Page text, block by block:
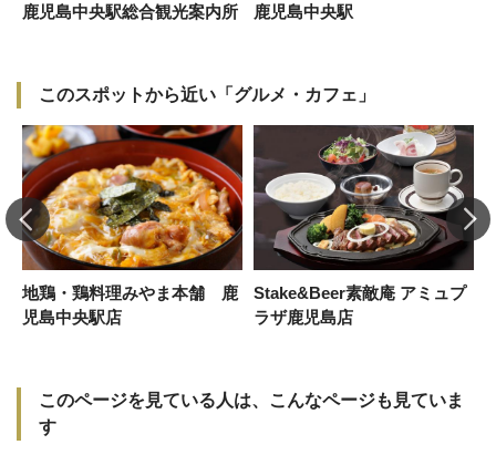
鹿児島中央駅総合観光案内所 鹿児島中央駅
このスポットから近い「グルメ・カフェ」
地鶏・鶏料理みやま本舗 鹿
児島中央駅店
Stake&Beer素敵庵 アミュプ
ラザ鹿児島店
このページを見ている人は、こんなページも見ていま
す